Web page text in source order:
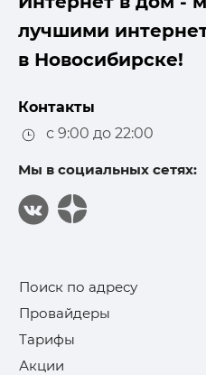
лучшими
в Новосибирске!
Контакты
с 9:00 до 22:00
Мы в социальных сетях:
Поиск по адресу
Провайдеры
Тарифы
Акции